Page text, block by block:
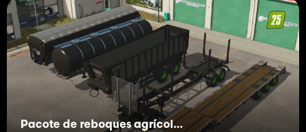
Pacote de reboques agrícolas